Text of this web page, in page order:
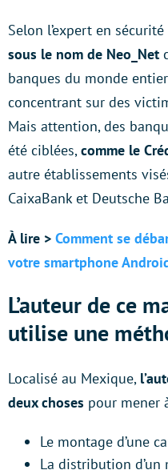
Selon l’expert en
sous le nom de Neo_Net
banques du monde
concentrant sur des
Mais attention, des
été ciblées,comme le
autre établissements
CaixaBank et Deutsche
À lire > Comment se
votre smartphone
L’auteur de ce
utilise une
Localisé au Mexique,
deux choses pour mener
Le montage d’une
La distribution